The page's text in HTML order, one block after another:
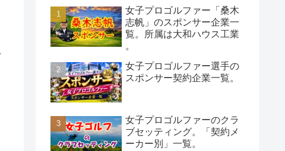
女子プロゴルファー「桑木
志帆」のスポンサー企業一
覧。所属は大和ハウス工業
。
女子プロゴルファー選手の
スポンサー契約企業一覧。
女子プロゴルファーのクラ
ブセッティング。「契約メ
ーカー別」一覧。